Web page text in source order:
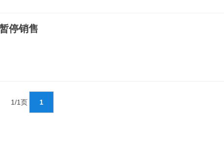
停销售
1/1页 1